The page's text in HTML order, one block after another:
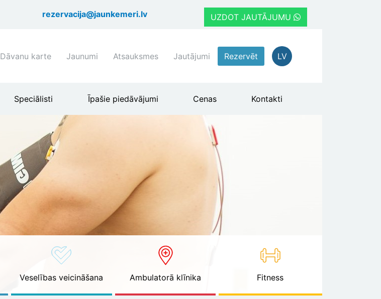
uz
rezervacija@jaunkemeri.lv UZDOT JAUTĀJUMU
Shortcuts
menu
Dāvanu karte Jaunumi Atsauksmes Jautājumi Rezervēt LV
Speciālisti Īpašie piedāvājumi Cenas Kontakti
Veselības veicināšana Ambulatorā klīnika Fitness